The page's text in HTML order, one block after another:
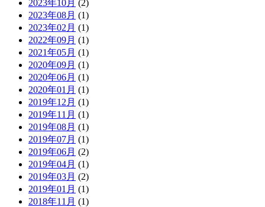
2023年10月 (2)
2023年08月 (1)
2023年02月 (1)
2022年09月 (1)
2021年05月 (1)
2020年09月 (1)
2020年06月 (1)
2020年01月 (1)
2019年12月 (1)
2019年11月 (1)
2019年08月 (1)
2019年07月 (1)
2019年06月 (2)
2019年04月 (1)
2019年03月 (2)
2019年01月 (1)
2018年11月 (1)